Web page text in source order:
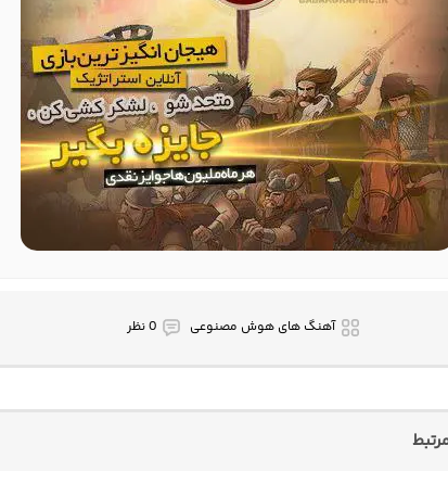
آهنگ های هوش مصنوعی 0 نظر